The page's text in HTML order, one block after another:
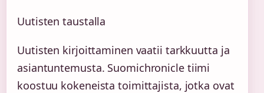
Uutisten taustalla
Uutisten kirjoittaminen vaatii tarkkuutta ja
asiantuntemusta. Suomichronicle tiimi
koostuu kokeneista toimittajista, jotka ovat